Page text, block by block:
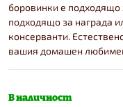
боровинки е подходящо
подходящо за награда
консерванти.
вашия домашен
В наличност